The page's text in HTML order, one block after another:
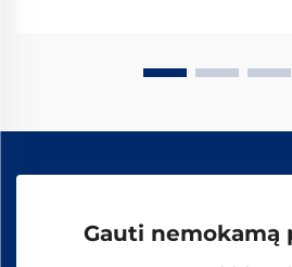
Gauti nemokamą